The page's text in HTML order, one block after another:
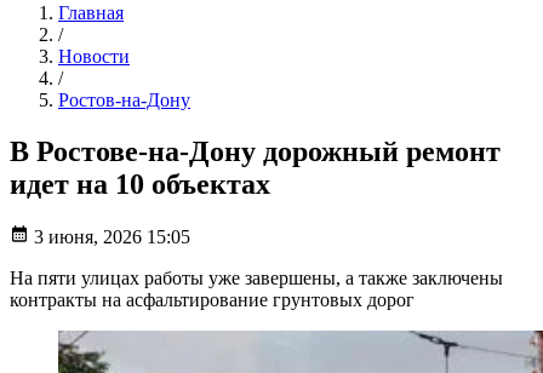
Главная
/
Новости
/
Ростов-на-Дону
В Ростове-на-Дону дорожный ремонт
идет на 10 объектах
3 июня, 2026 15:05
На пяти улицах работы уже завершены, а также заключены
контракты на асфальтирование грунтовых дорог